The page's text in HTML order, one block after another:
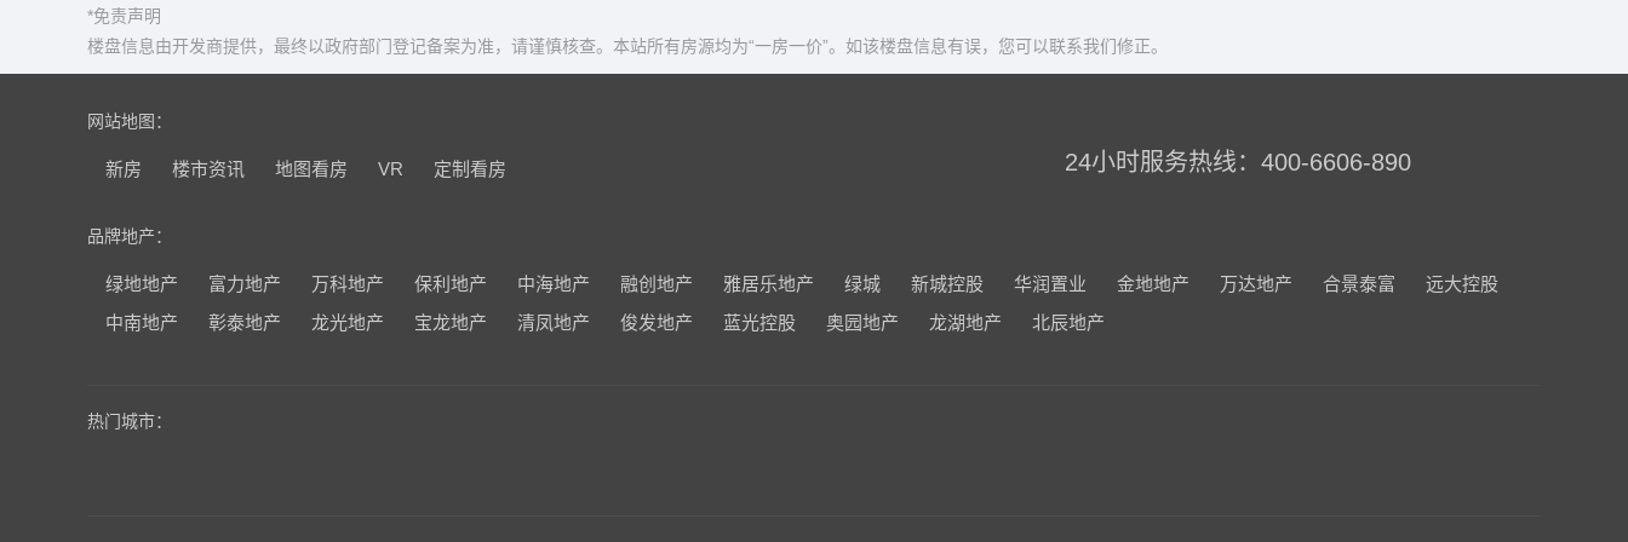
*免责声明
楼盘信息由开发商提供，最终以政府部门登记备案为准，请谨慎核查。本站所有房源均为“一房一价”。如该楼盘信息有误，您可以联系我们修正。
网站地图：
新房 楼市资讯 地图看房 VR 定制看房 24小时服务热线：400-6606-890
品牌地产：
绿地地产 富力地产 万科地产 保利地产 中海地产 融创地产 雅居乐地产 绿城 新城控股 华润置业 金地地产 万达地产 合景泰富
远大控股
中南地产
彰泰地产 龙光地产 宝龙地产 清凤地产 俊发地产 蓝光控股 奥园地产 龙湖地产 北辰地产
热门城市：